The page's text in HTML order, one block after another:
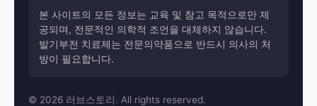
본 사이트의 모든 정보는 교육 및 참고 목적으로만 제
공되며, 전문적인 의학적 조언을 대체하지 않습니다.
발기부전 치료제는 전문의약품으로 반드시 의사의 처
방이 필요합니다.
© 2026 러브스토리. All rights reserved.